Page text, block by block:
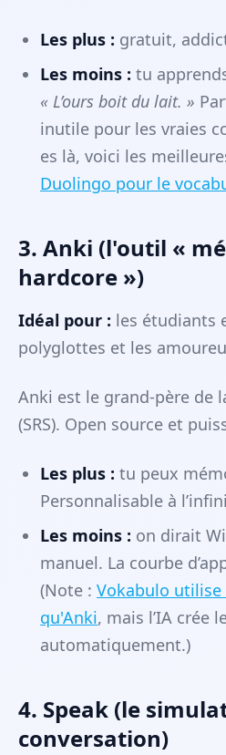
Les plus : gratuit,
Les moins : tu
« L’ours boit du lait. »
inutile pour les vraies
es là, voici les
Duolingo pour le
3. Anki (l'outil «
hardcore »)
Idéal pour : les étudiants
polyglottes et les
Anki est le grand-père de
(SRS). Open source et
Les plus : tu peux
Personnalisable à
Les moins : on dirait
manuel. La courbe
(Note : Vokabulo utilise
qu'Anki, mais l’IA crée
automatiquement.)
4. Speak (le
conversation)